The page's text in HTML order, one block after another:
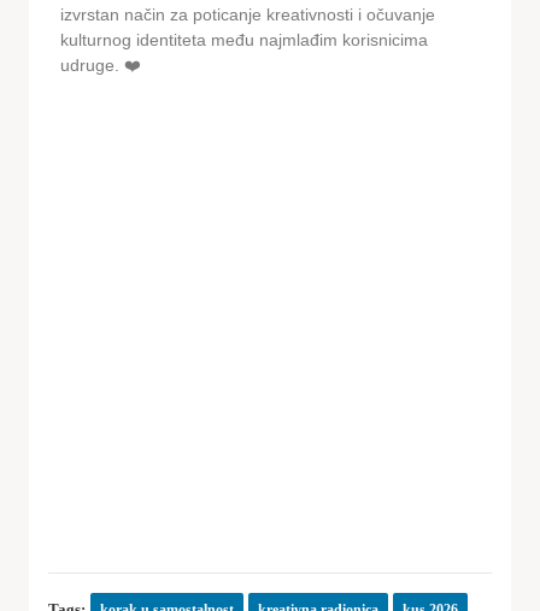
izvrstan način za poticanje kreativnosti i očuvanje
kulturnog identiteta među najmlađim korisnicima
udruge. ❤️